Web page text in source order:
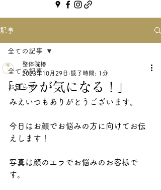
記事
全ての記事
お知らせ
全ての記事
「エラが気になる！」
整体院椿
2023年10月29日 読了時間: 1分
みえいつもありがとうございます。
今日はお顔でお悩みの方に向けてお伝
えします！
写真は顔のエラでお悩みのお客様で
す。